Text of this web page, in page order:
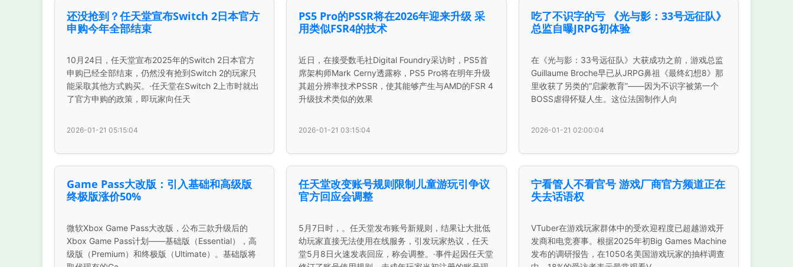
还没抢到？任天堂宣布Switch 2日本官方
申购今年全部结束
10月24日，任天堂宣布2025年的Switch 2日本官方
申购已经全部结束，仍然没有抢到Switch 2的玩家只
能采取其他方式购买。·任天堂在Switch 2上市时就出
了官方申购的政策，即玩家向任天
2026-01-21 05:15:04
PS5 Pro的PSSR将在2026年迎来升级 采
用类似FSR4的技术
近日，在接受数毛社Digital Foundry采访时，PS5首
席架构师Mark Cerny透露称，PS5 Pro将在明年升级
其超分辨率技术PSSR，使其能够产生与AMD的FSR 4
升级技术类似的效果
2026-01-21 03:15:04
吃了不识字的亏 《光与影：33号远征队》
总监自曝JRPG初体验
在《光与影：33号远征队》大获成功之前，游戏总监
Guillaume Broche早已从JRPG鼻祖《最终幻想8》那
里收获了另类的“启蒙教育”——因为不识字被第一个
BOSS虐得怀疑人生。这位法国制作人向
2026-01-21 02:00:04
Game Pass大改版：引入基础和高级版
终极版涨价50%
微软Xbox Game Pass大改版，公布三款升级后的
Xbox Game Pass计划——基础版（Essential），高
级版（Premium）和终极版（Ultimate）。基础版将
任天堂改变账号规则限制儿童游玩引争议
官方回应会调整
5月7日时，。任天堂发布账号新规则，结果让大批低
幼玩家直接无法使用在线服务，引发玩家热议，任天
堂5月8日火速发表回应，称会调整。·事件起因任天堂
宁看管人不看官号 游戏厂商官方频道正在
失去话语权
VTuber在游戏玩家群体中的受欢迎程度已超越游戏开
发商和电竞赛事。根据2025年初Big Games Machine
发布的调研报告，在1050名美国游戏玩家的抽样调查